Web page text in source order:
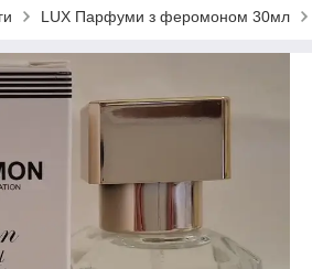
LUX Парфуми з феромоном 30мл